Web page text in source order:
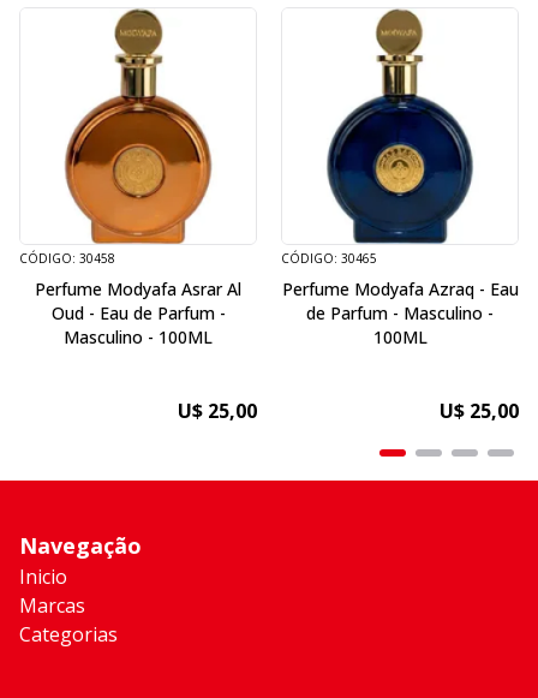
CÓDIGO: 30458
Perfume Modyafa Asrar Al
Oud - Eau de Parfum -
Masculino - 100ML
U$ 25,00
CÓDIGO: 30465
Perfume Modyafa Azraq - Eau
de Parfum - Masculino -
100ML
U$ 25,00
Navegação
Inicio
Marcas
Categorias